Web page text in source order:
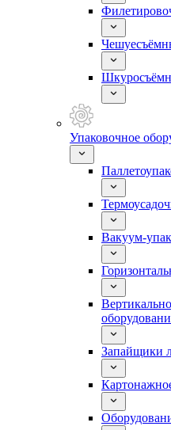
Упаковочное
Вакуум-
Запайщики